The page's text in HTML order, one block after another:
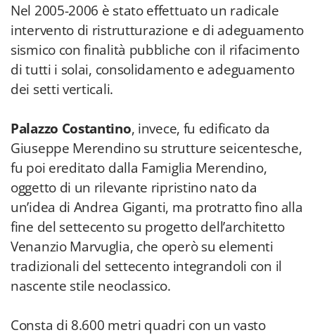
Nel 2005-2006 è stato effettuato un radicale
intervento di ristrutturazione e di adeguamento
sismico con finalità pubbliche con il rifacimento
di tutti i solai, consolidamento e adeguamento
dei setti verticali.
Palazzo Costantino, invece, fu edificato da
Giuseppe Merendino su strutture seicentesche,
fu poi ereditato dalla Famiglia Merendino,
oggetto di un rilevante ripristino nato da
un’idea di Andrea Giganti, ma protratto fino alla
fine del settecento su progetto dell’architetto
Venanzio Marvuglia, che operò su elementi
tradizionali del settecento integrandoli con il
nascente stile neoclassico.
Consta di 8.600 metri quadri con un vasto